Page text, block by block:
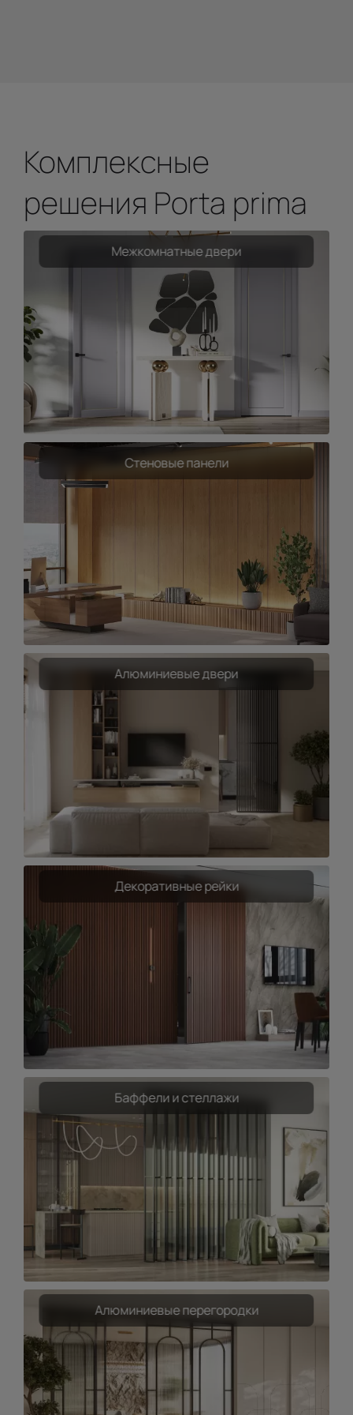
Комплексные
решения Porta prima
Межкомнатные двери
Стеновые панели
Алюминиевые двери
Декоративные рейки
Баффели и стеллажи
Алюминиевые перегородки